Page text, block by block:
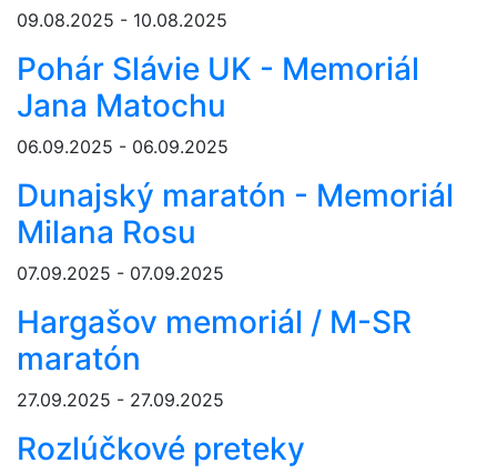
09.08.2025 - 10.08.2025
Pohár Slávie UK - Memoriál
Jana Matochu
06.09.2025 - 06.09.2025
Dunajský maratón - Memoriál
Milana Rosu
07.09.2025 - 07.09.2025
Hargašov memoriál / M-SR
maratón
27.09.2025 - 27.09.2025
Rozlúčkové preteky